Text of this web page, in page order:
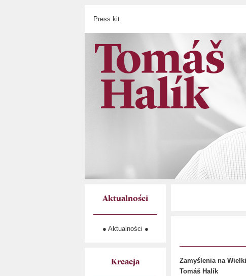
Press kit
Aktualności
● Aktualności ●
Kreacja
Zamyślenia na
Tomáš Halík